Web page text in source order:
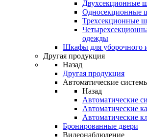
Двухсекционные
Односекционные
Трехсекционные
одежды
Шкафы для уборочного
Другая продукция
Назад
Другая продукция
Автоматические
Назад
Автоматические
Автоматические
Автоматические
Бронированные двери
Видеонаблюдение